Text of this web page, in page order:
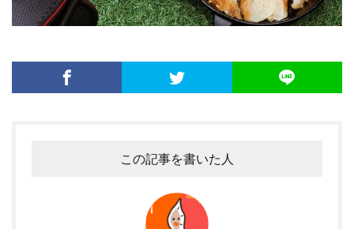
この記事を書いた人